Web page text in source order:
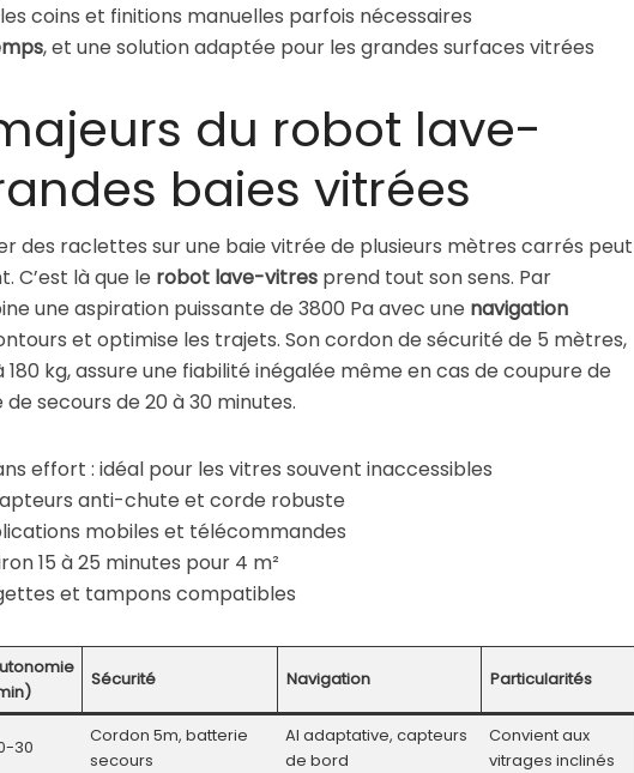
coins et finitions manuelles parfois nécessaires
, et une solution adaptée pour les grandes surfaces vitrées
du robot lave-
baies vitrées
des raclettes sur une baie vitrée de plusieurs mètres carrés peut
C’est là que le robot lave-vitres prend tout son sens. Par
une aspiration puissante de 3800 Pa avec une navigation
et optimise les trajets. Son cordon de sécurité de 5 mètres,
kg, assure une fiabilité inégalée même en cas de coupure de
secours de 20 à 30 minutes.
effort : idéal pour les vitres souvent inaccessibles
anti-chute et corde robuste
mobiles et télécommandes
15 à 25 minutes pour 4 m²
et tampons compatibles
Sécurité Navigation Particularités
30
Cordon 5m, batterie
secours
AI adaptative, capteurs
de bord
Convient aux
vitrages inclinés